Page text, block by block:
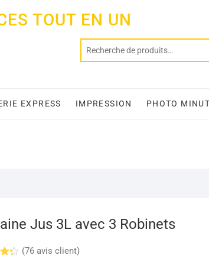
TOUT EN UN
EXPRESS IMPRESSION PHOTO
Jus 3L avec 3 Robinets
(76 avis client)